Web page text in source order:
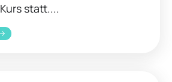
statt....